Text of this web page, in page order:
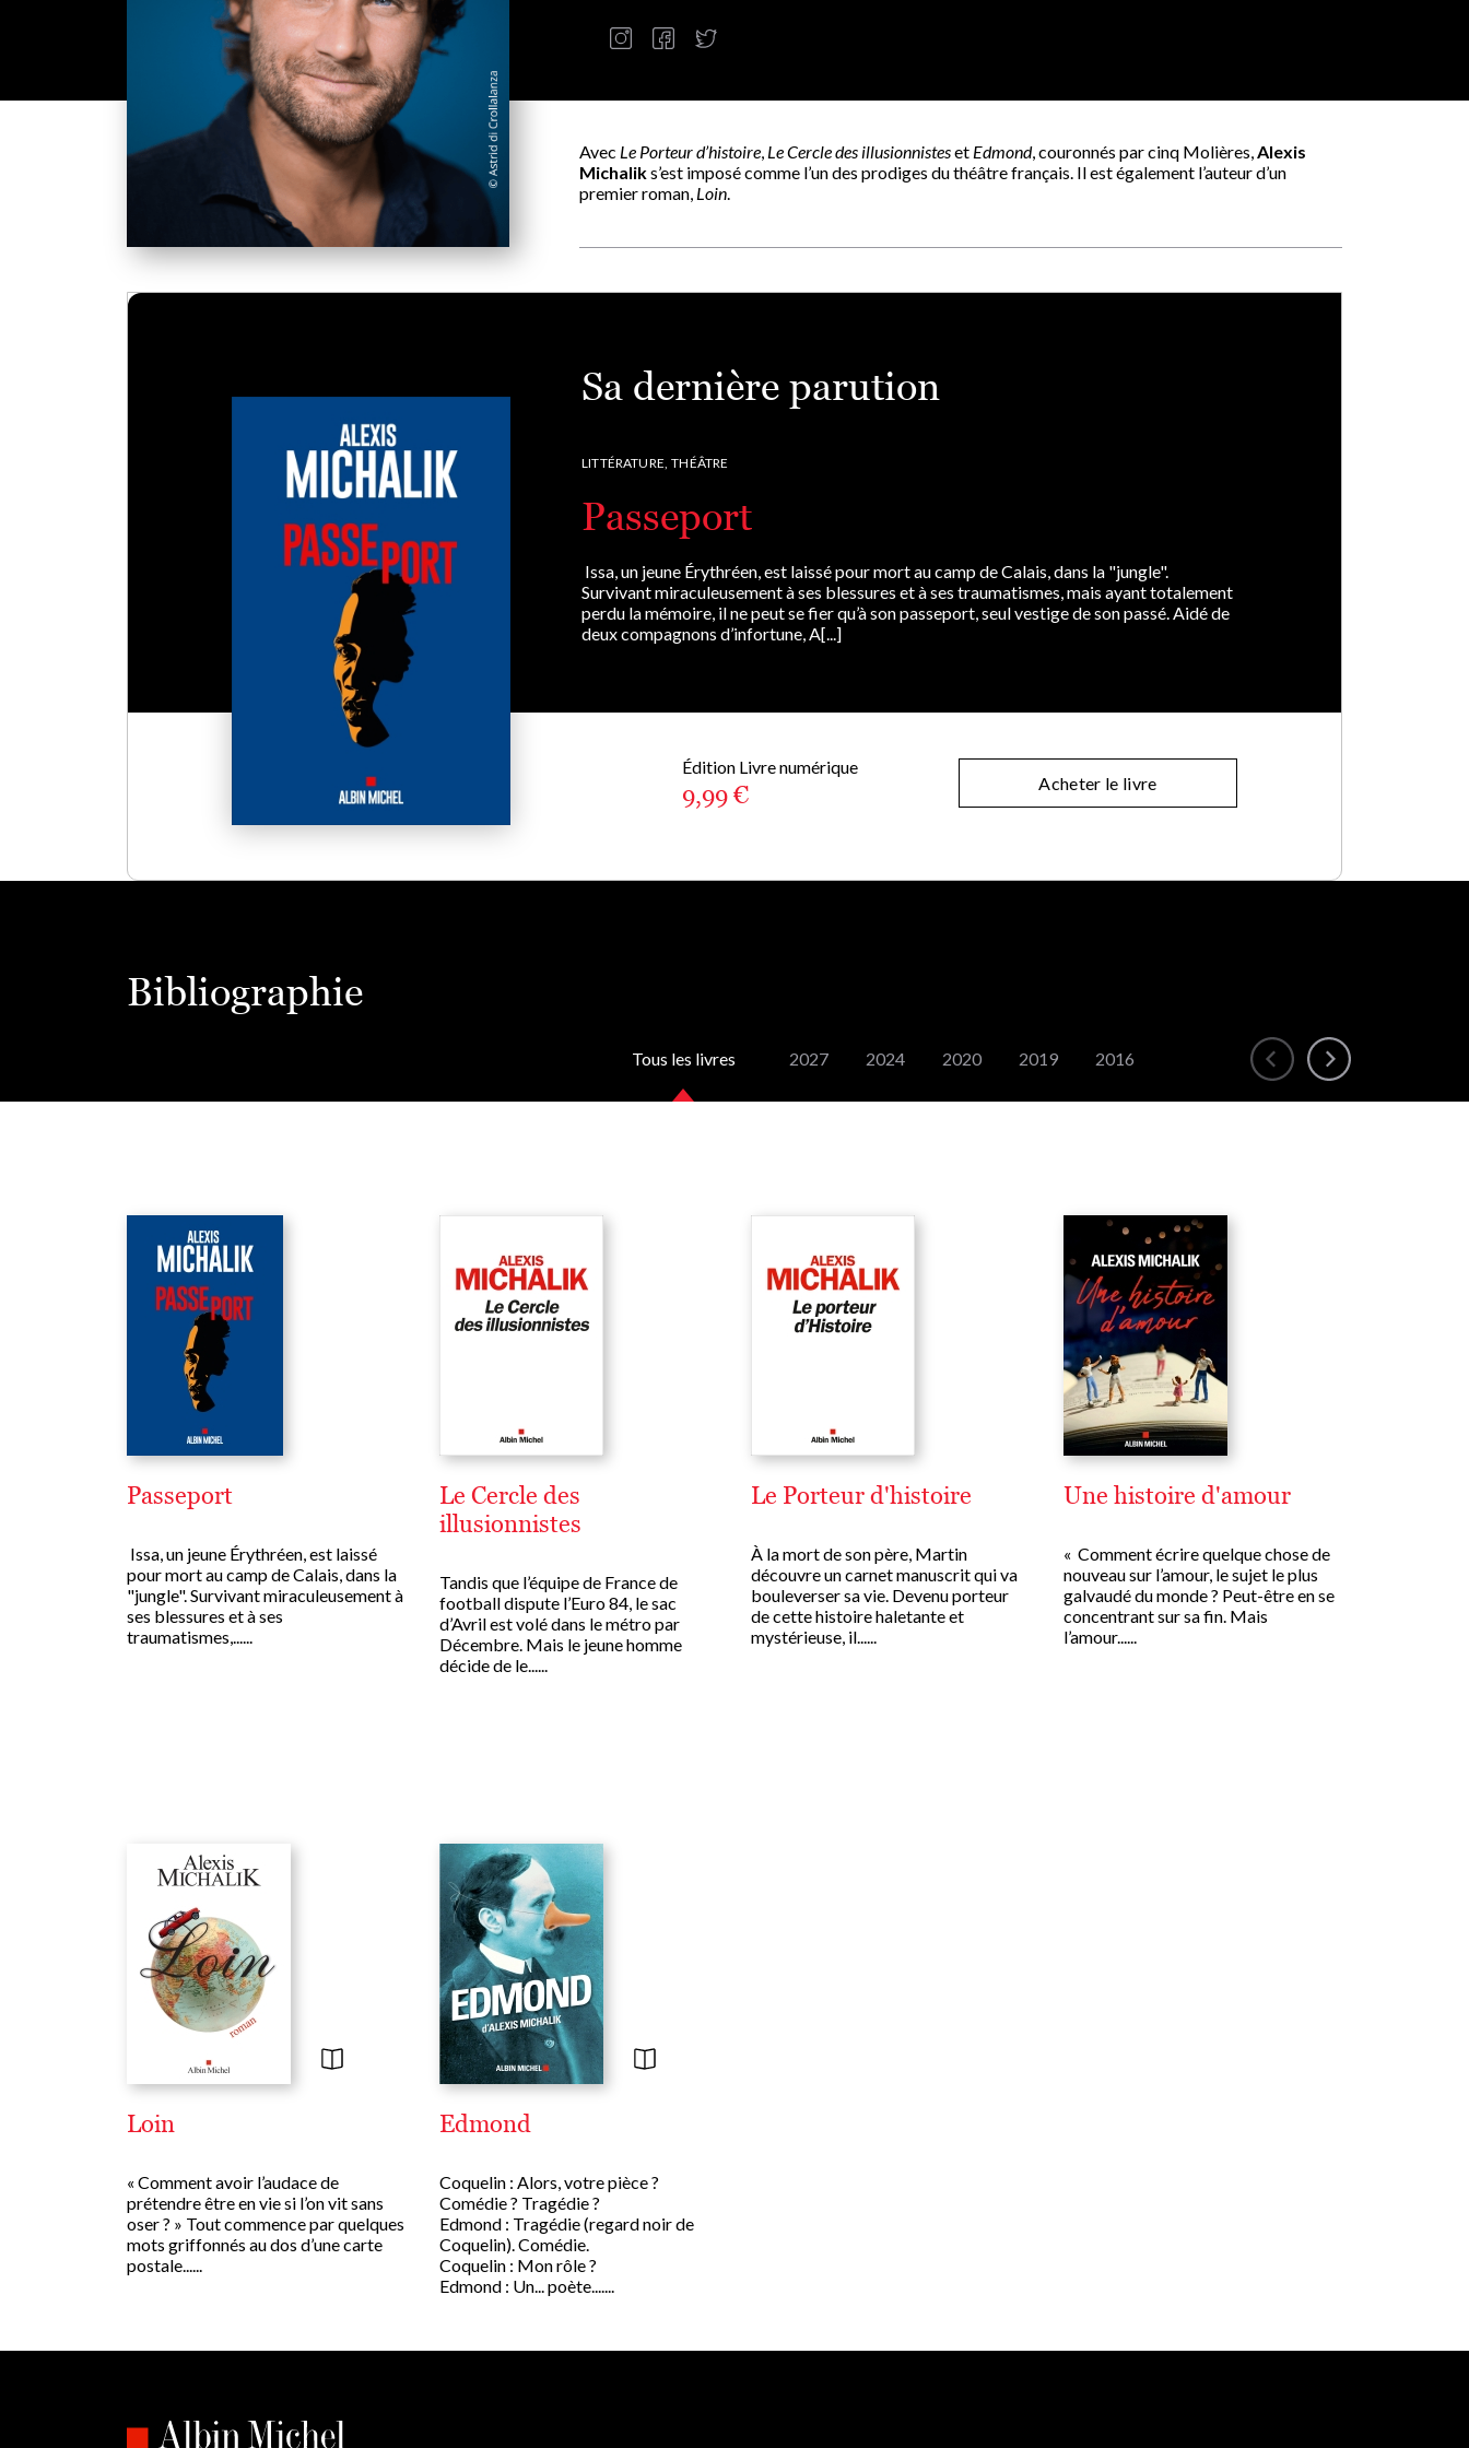
Avec Le Porteur d’histoire, Le Cercle des illusionnisteset Edmond, couronnés par cinq Molières,Alexis
Michaliks’est imposé comme l’un des prodiges du théâtre français. Il est également l’auteur d’un
premier roman, Loin.
Sa dernière parution
LITTÉRATURE, THÉÂTRE
Passeport
Issa, un jeune Érythréen, est laissé pour mort au camp de Calais, dans la "jungle".
Survivant miraculeusement à ses blessures et à ses traumatismes, mais ayant totalement
perdu la mémoire, il ne peut se fier qu’à son passeport, seul vestige de son passé. Aidé de
deux compagnons d’infortune, A[...]
Édition Livre numérique
9,99 € Acheter le livre
Bibliographie
Tous les livres 2027 2024 2020 2019 2016
Passeport
Issa, un jeune Érythréen, est laissé
pour mort au camp de Calais, dans la
"jungle". Survivant miraculeusement à
ses blessures et à ses
traumatismes,......
Le Cercle des
illusionnistes
Tandis que l’équipe de France de
football dispute l’Euro 84, le sac
d’Avril est volé dans le métro par
Décembre. Mais le jeune homme
décide de le......
Le Porteur d'histoire
À la mort de son père, Martin
découvre un carnet manuscrit qui va
bouleverser sa vie. Devenu porteur
de cette histoire haletante et
mystérieuse, il......
Une histoire d'amour
« Comment écrire quelque chose de
nouveau sur l’amour, le sujet le plus
galvaudé du monde ? Peut-être en se
concentrant sur sa fin. Mais
l’amour......
Loin
« Comment avoir l’audace de
prétendre être en vie si l’on vit sans
oser ? » Tout commence par quelques
mots griffonnés au dos d’une carte
postale......
Edmond
Coquelin : Alors, votre pièce ?
Comédie ? Tragédie ?
Edmond : Tragédie (regard noir de
Coquelin). Comédie.
Coquelin : Mon rôle ?
Edmond : Un... poète.......